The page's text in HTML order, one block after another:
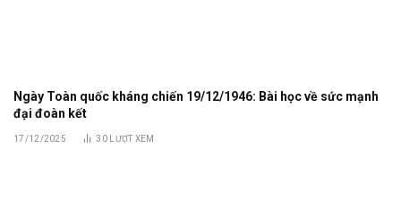
Ngày Toàn quốc kháng chiến 19/12/1946: Bài học về sức mạnh
đại đoàn kết
17/12/2025 30 LƯỢT XEM